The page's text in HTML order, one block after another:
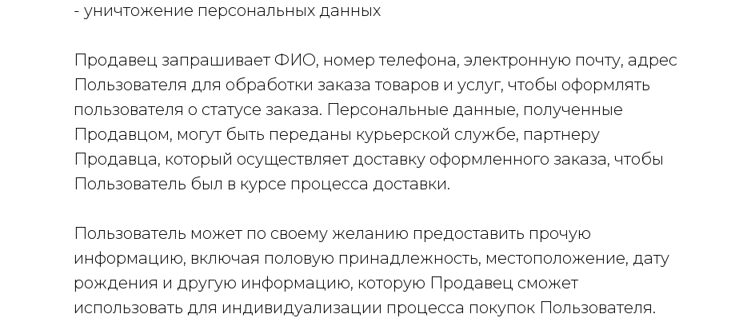
- уничтожение персональных данных
Продавец запрашивает ФИО, номер телефона, электронную почту, адрес
Пользователя для обработки заказа товаров и услуг, чтобы оформлять
пользователя о статусе заказа. Персональные данные, полученные
Продавцом, могут быть переданы курьерской службе, партнеру
Продавца, который осуществляет доставку оформленного заказа, чтобы
Пользователь был в курсе процесса доставки.
Пользователь может по своему желанию предоставить прочую
информацию, включая половую принадлежность, местоположение, дату
рождения и другую информацию, которую Продавец сможет
использовать для индивидуализации процесса покупок Пользователя.